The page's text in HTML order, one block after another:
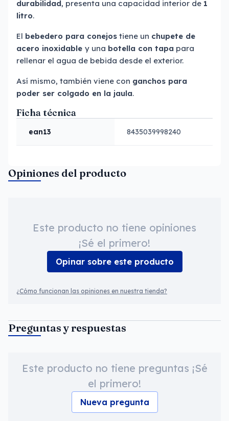
durabilidad, presenta una capacidad interior de 1
litro.
El bebedero para conejos tiene un chupete de
acero inoxidable y una botella con tapa para
rellenar el agua de bebida desde el exterior.
Así mismo, también viene con ganchos para
poder ser colgado en la jaula.
Ficha técnica
ean13 8435039998240
Opiniones del producto
Este producto no tiene opiniones
¡Sé el primero!
Opinar sobre este producto
¿Cómo funcionan las opiniones en nuestra tienda?
Preguntas y respuestas
Este producto no tiene preguntas ¡Sé
el primero!
Nueva pregunta